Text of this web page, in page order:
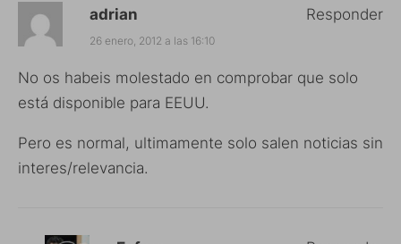
adrian
26 enero, 2012 a las 16:10
No os habeis molestado en comprobar que solo
está disponible para EEUU.
Pero es normal, ultimamente solo salen noticias sin
interes/relevancia.
Responder